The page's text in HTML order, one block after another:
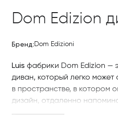
Dom Edizion
Бренд: Dom Edizioni
Luis фабрики Dom Edizion —
диван, который легко может
в пространстве, в котором
дизайн, отдаленно